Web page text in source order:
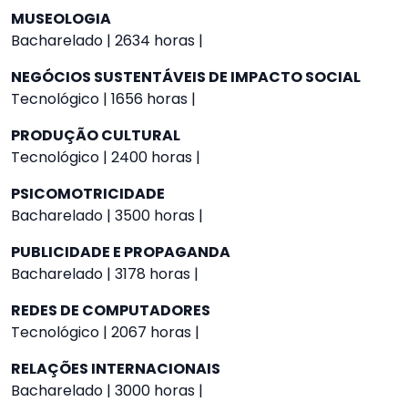
MUSEOLOGIA
Bacharelado | 2634 horas |
NEGÓCIOS SUSTENTÁVEIS DE IMPACTO SOCIAL
Tecnológico | 1656 horas |
PRODUÇÃO CULTURAL
Tecnológico | 2400 horas |
PSICOMOTRICIDADE
Bacharelado | 3500 horas |
PUBLICIDADE E PROPAGANDA
Bacharelado | 3178 horas |
REDES DE COMPUTADORES
Tecnológico | 2067 horas |
RELAÇÕES INTERNACIONAIS
Bacharelado | 3000 horas |